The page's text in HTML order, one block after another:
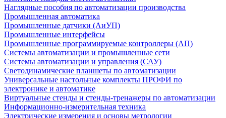
Наглядные пособия по автоматизации производства
Промышленная автоматика
Промышленные датчики (АиУП)
Промышленные интерфейсы
Промышленные программируемые контроллеры (АП)
Системы автоматизации и промышленные сети
Системы автоматизации и управления (САУ)
Светодинамические планшеты по автоматизации
Универсальные настольные комплекты ПРОФИ по
электронике и автоматике
Виртуальные стенды и стенды-тренажеры по автоматизации
Информационно-измерительная техника
Электрические измерения и основы метрологии